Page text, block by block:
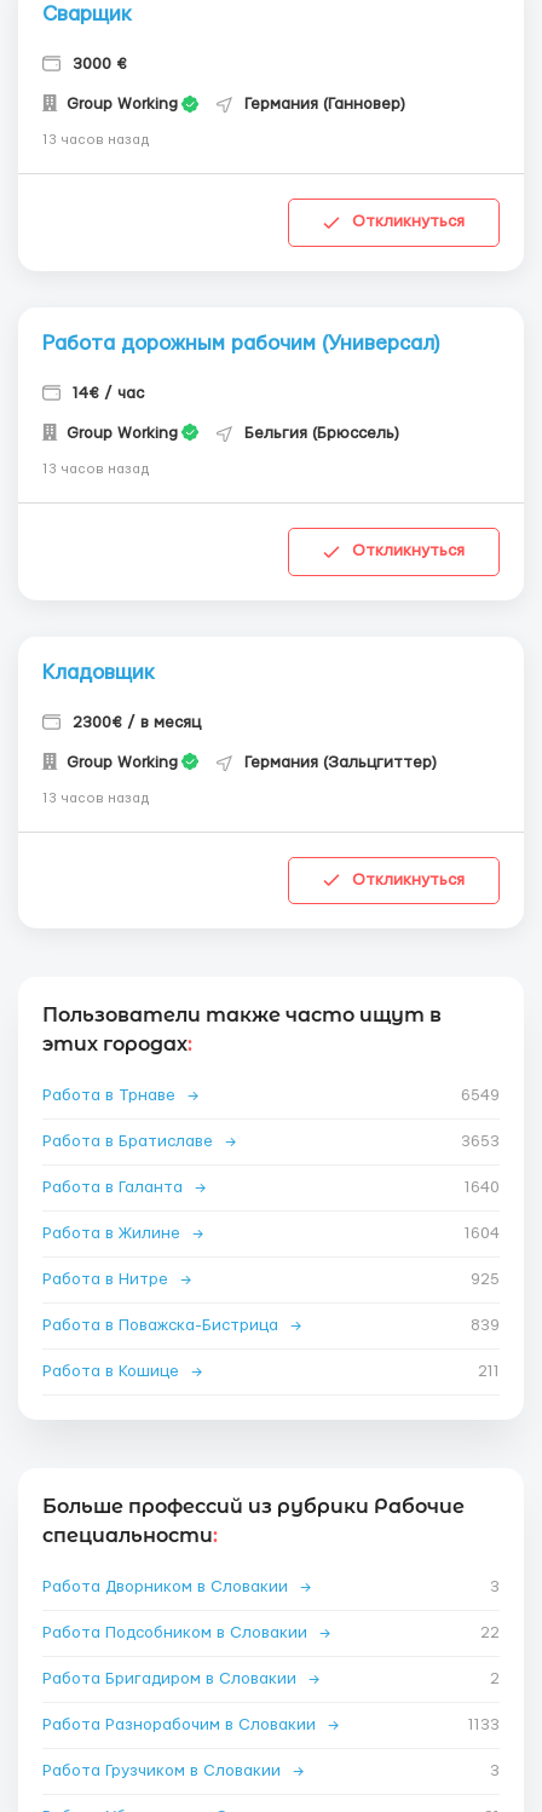
Сварщик
3000 €
Group Working Германия (Ганновер)
13 часов назад
Откликнуться
Работа дорожным рабочим (Универсал)
14€ / час
Group Working Бельгия (Брюссель)
13 часов назад
Откликнуться
Кладовщик
2300€ / в месяц
Group Working Германия (Зальцгиттер)
13 часов назад
Откликнуться
Пользователи также часто ищут в
этих городах:
Работа в Трнаве → 6549
Работа в Братиславе → 3653
Работа в Галанта → 1640
Работа в Жилине → 1604
Работа в Нитре → 925
Работа в Поважска-Бистрица → 839
Работа в Кошице → 211
Больше профессий из рубрики Рабочие
специальности:
Работа Дворником в Словакии → 3
Работа Подсобником в Словакии → 22
Работа Бригадиром в Словакии → 2
Работа Разнорабочим в Словакии → 1133
Работа Грузчиком в Словакии → 3